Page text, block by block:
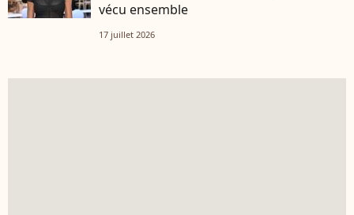
vécu ensemble
17 juillet 2026